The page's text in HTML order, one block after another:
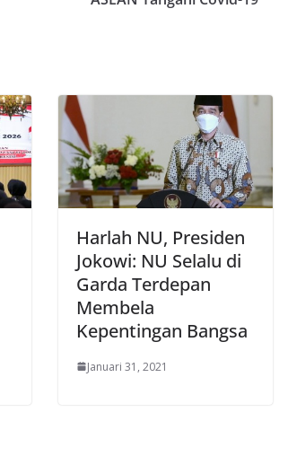
Harlah NU, Presiden
Jokowi: NU Selalu di
Garda Terdepan
Membela
Kepentingan Bangsa
Januari 31, 2021